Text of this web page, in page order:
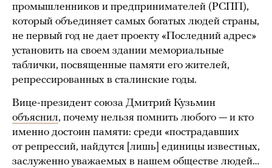
промышленников и предпринимателей (РСПП),
который объединяет самых богатых людей страны,
не первый год не дает проекту «Последний адрес»
установить на своем здании мемориальные
таблички, посвященные памяти его жителей,
репрессированных в сталинские годы.
Вице-президент союза Дмитрий Кузьмин
объяснил, почему нельзя помнить любого — и кто
именно достоин памяти: среди «пострадавших
от репрессий, найдутся [лишь] единицы известных,
заслуженно уважаемых в нашем обществе людей…